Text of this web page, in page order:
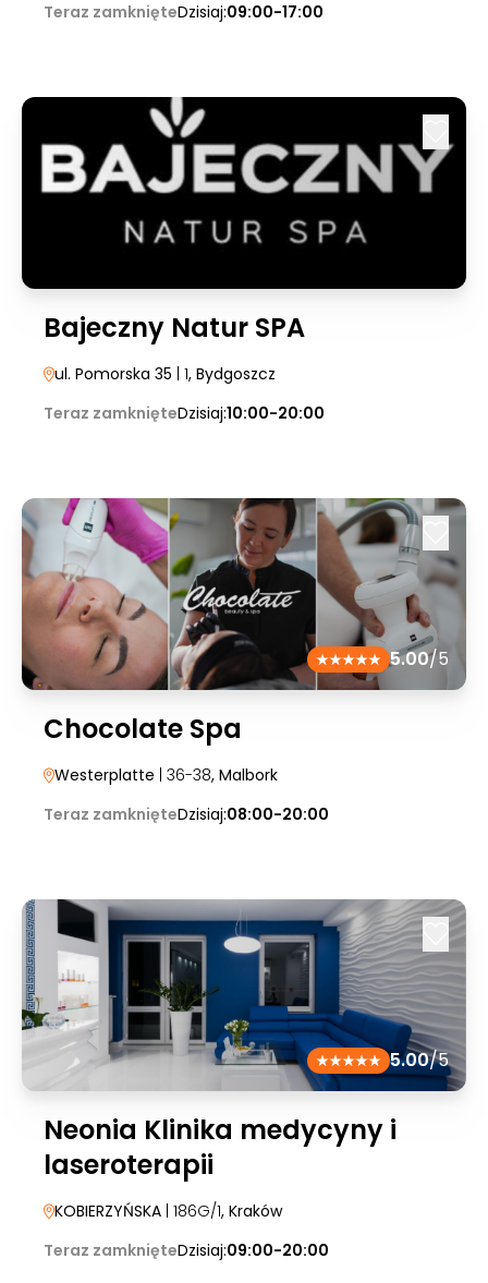
Teraz zamknięteDzisiaj:09:00-17:00
Bajeczny Natur SPA
ul. Pomorska 35 | 1, Bydgoszcz
Teraz zamknięteDzisiaj:10:00-20:00
5.00/5
Chocolate Spa
Westerplatte | 36-38, Malbork
Teraz zamknięteDzisiaj:08:00-20:00
5.00/5
Neonia Klinika medycyny i
laseroterapii
KOBIERZYŃSKA | 186G/1, Kraków
Teraz zamknięteDzisiaj:09:00-20:00